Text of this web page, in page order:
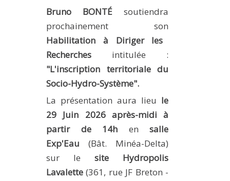
EDUCATION AND TRAINING
DOCTORAL TRAINING
THESES IN PROGRESS
PRODUCTION
METHODS AND TOOLS
PUBLICATIONS SUR HAL
THESES
WORKING PAPERS
Bruno BONTÉ soutiendra
prochainement son
Habilitation à Diriger les
Recherches intitulée :
"L'inscription territoriale du
Socio-Hydro-Système".
La présentation aura lieu le
29 Juin 2026 après-midi à
partir de 14h en salle
Exp'Eau (Bât. Minéa-Delta)
sur le site Hydropolis
Lavalette (361, rue JF Breton -